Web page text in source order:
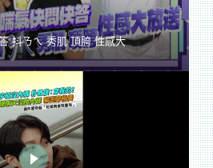
抖ㄋㄟ 秀肌 頂胯 性感大